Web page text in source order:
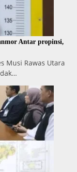
Antar propinsi,
Musi Rawas Utara